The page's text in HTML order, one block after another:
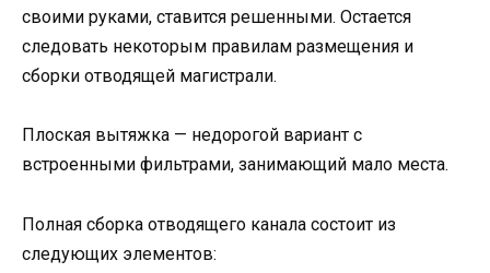
своими руками, ставится решенными. Остается
следовать некоторым правилам размещения и
сборки отводящей магистрали.
Плоская вытяжка — недорогой вариант с
встроенными фильтрами, занимающий мало места.
Полная сборка отводящего канала состоит из
следующих элементов: